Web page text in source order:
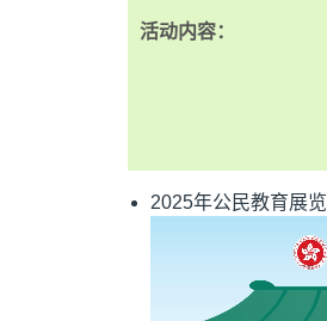
活动内容：
2025年公民教育展览